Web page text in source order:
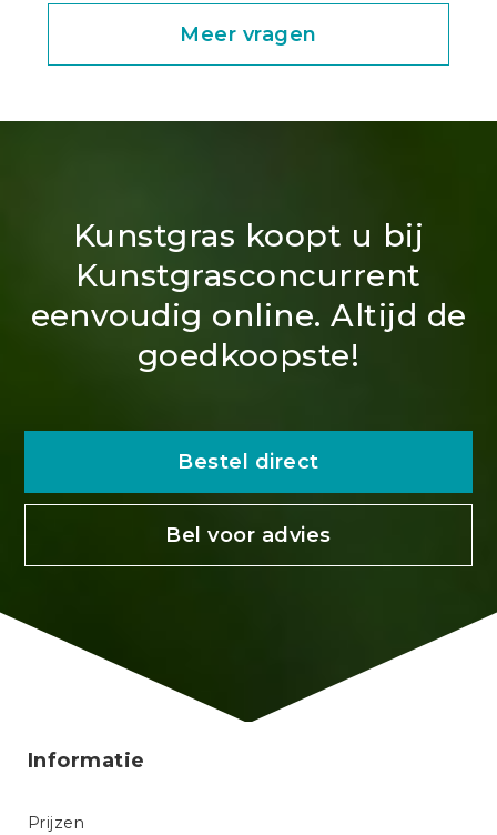
Meer vragen
Kunstgras koopt u bij
Kunstgrasconcurrent
eenvoudig online. Altijd de
goedkoopste!
Bestel direct
Bel voor advies
Informatie
Prijzen